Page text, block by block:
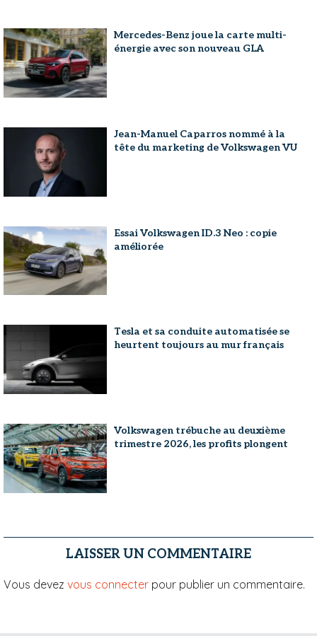
Mercedes-Benz joue la carte multi-
énergie avec son nouveau GLA
Jean-Manuel Caparros nommé à la
tête du marketing de Volkswagen VU
Essai Volkswagen ID.3 Neo : copie
améliorée
Tesla et sa conduite automatisée se
heurtent toujours au mur français
Volkswagen trébuche au deuxième
trimestre 2026, les profits plongent
LAISSER UN COMMENTAIRE
Vous devez vous connecter pour publier un commentaire.